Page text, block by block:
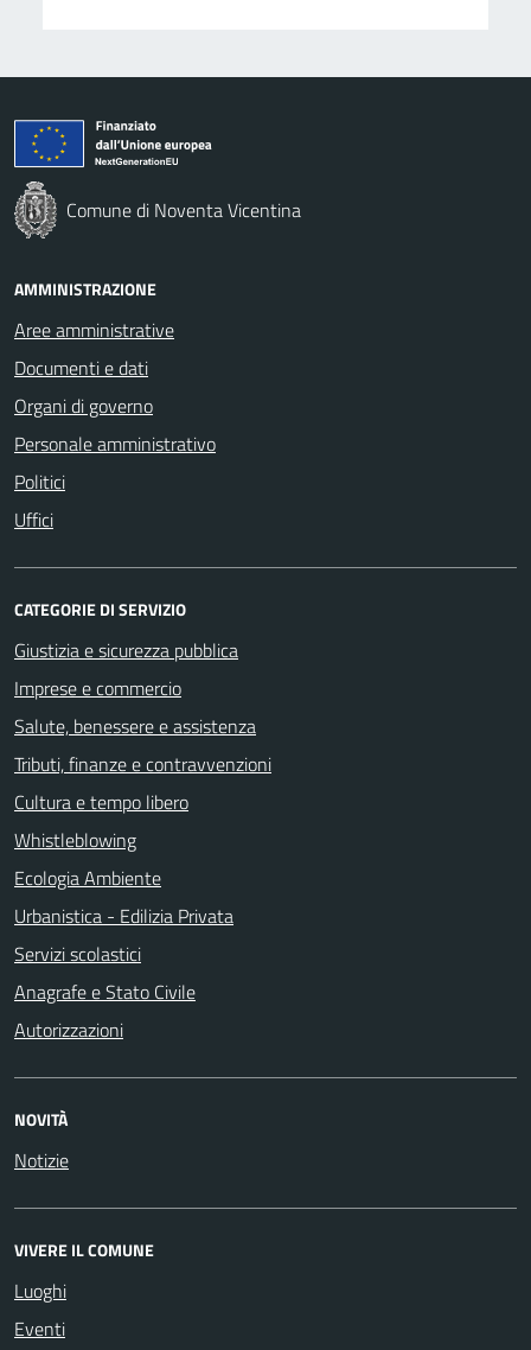
Comune di Noventa Vicentina
AMMINISTRAZIONE
Aree amministrative
Documenti e dati
Organi di governo
Personale amministrativo
Politici
Uffici
CATEGORIE DI SERVIZIO
Giustizia e sicurezza pubblica
Imprese e commercio
Salute, benessere e assistenza
Tributi, finanze e contravvenzioni
Cultura e tempo libero
Whistleblowing
Ecologia Ambiente
Urbanistica - Edilizia Privata
Servizi scolastici
Anagrafe e Stato Civile
Autorizzazioni
NOVITÀ
Notizie
VIVERE IL COMUNE
Luoghi
Eventi